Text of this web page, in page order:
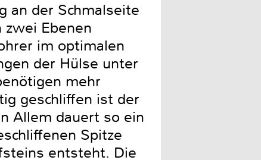
an der Schmalseite
Ebenen
im optimalen
der Hülse unter
mehr
geschliffen ist der
Allem dauert so ein
Spitze
entsteht. Die